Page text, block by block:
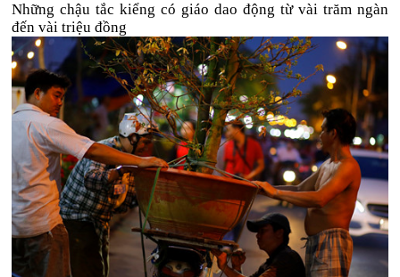
Những chậu tắc kiểng có giáo dao động từ vài trăm ngàn
đến vài triệu đồng